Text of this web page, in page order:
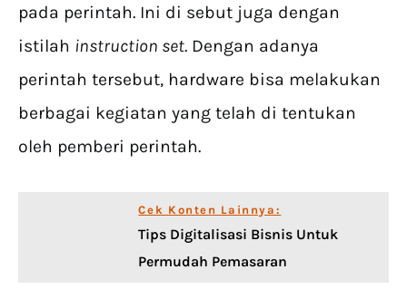
pada perintah. Ini di sebut juga dengan
istilah instruction set. Dengan adanya
perintah tersebut, hardware bisa melakukan
berbagai kegiatan yang telah di tentukan
oleh pemberi perintah.
Cek Konten Lainnya:
Tips Digitalisasi Bisnis Untuk
Permudah Pemasaran